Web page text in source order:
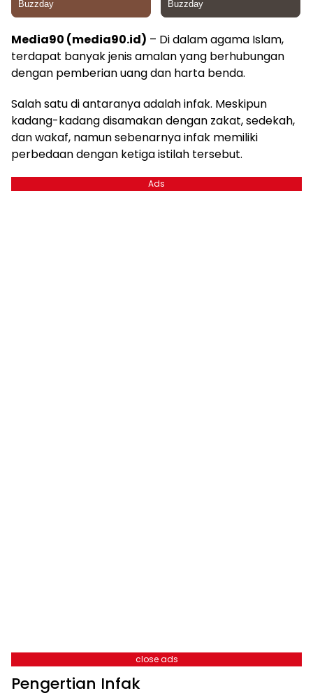
Media90 (media90.id) – Di dalam agama Islam,
terdapat banyak jenis amalan yang berhubungan
dengan pemberian uang dan harta benda.
Salah satu di antaranya adalah infak. Meskipun
kadang-kadang disamakan dengan zakat, sedekah,
dan wakaf, namun sebenarnya infak memiliki
perbedaan dengan ketiga istilah tersebut.
Ads
close ads
Pengertian Infak